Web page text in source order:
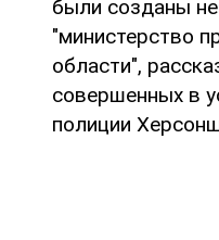
были созданы
"министерство
области",
совершенных в
полиции